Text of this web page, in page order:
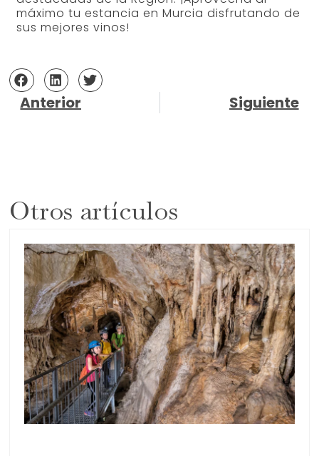
máximo tu estancia en Murcia disfrutando de
sus mejores vinos!
Anterior Siguiente
Otros artículos